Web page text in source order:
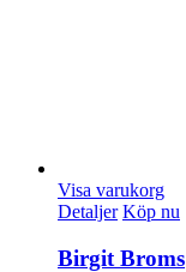
Visa varukorg
Detaljer Köp nu
Birgit Broms